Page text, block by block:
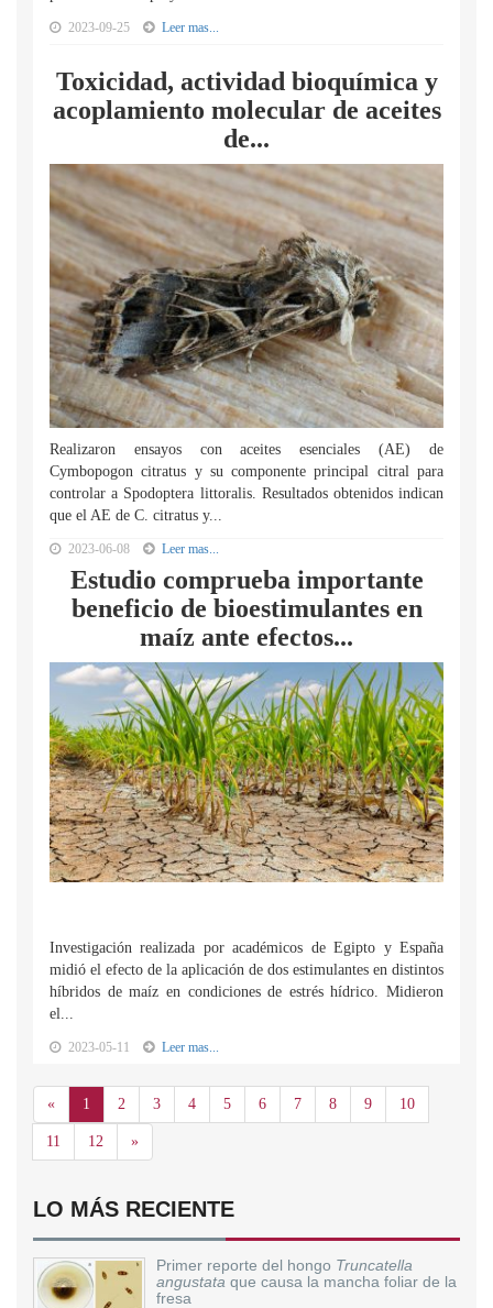
2023-09-25 Leer mas...
Toxicidad, actividad bioquímica y
acoplamiento molecular de aceites
de...
Realizaron ensayos con aceites esenciales (AE) de
Cymbopogon citratus y su componente principal citral para
controlar a Spodoptera littoralis. Resultados obtenidos indican
que el AE de C. citratus y...
2023-06-08 Leer mas...
Estudio comprueba importante
beneficio de bioestimulantes en
maíz ante efectos...
Investigación realizada por académicos de Egipto y España
midió el efecto de la aplicación de dos estimulantes en distintos
híbridos de maíz en condiciones de estrés hídrico. Midieron
el...
2023-05-11 Leer mas...
«Anterior
1 2 3 4 5 6 7 8 9 10
11 12 »Siguiente
LO MÁS RECIENTE
Primer reporte del hongo Truncatella
angustata que causa la mancha foliar de la
fresa